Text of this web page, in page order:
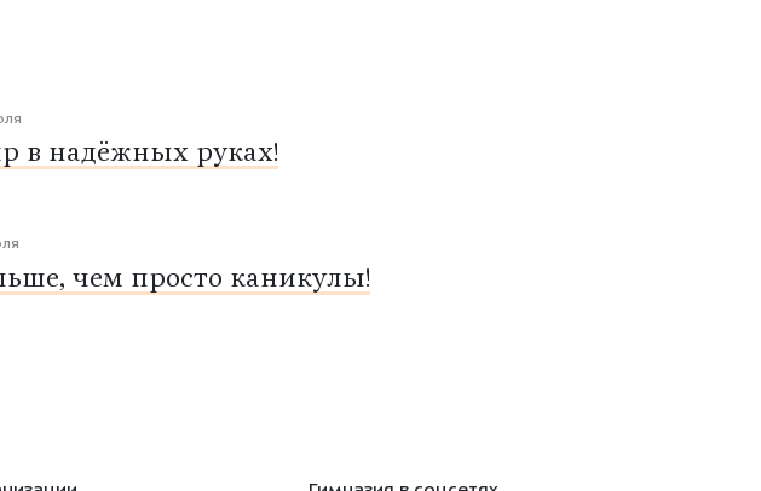
в надёжных руках!
чем просто каникулы!